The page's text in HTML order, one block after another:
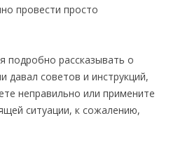
провести просто
подробно рассказывать о
давал советов и инструкций,
неправильно или примените
ситуации, к сожалению,